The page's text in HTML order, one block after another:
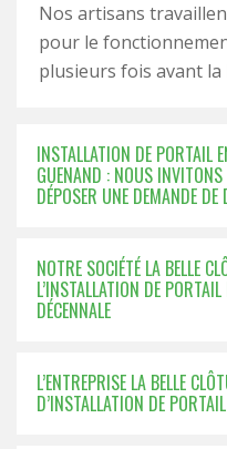
Nos artisans
pour le
plusieurs fois avant la
INSTALLATION DE PORTAIL
GUENAND : NOUS
DÉPOSER UNE DEMANDE DE
NOTRE SOCIÉTÉ LA BELLE
L’INSTALLATION DE
DÉCENNALE
L’ENTREPRISE LA BELLE
D’INSTALLATION DE